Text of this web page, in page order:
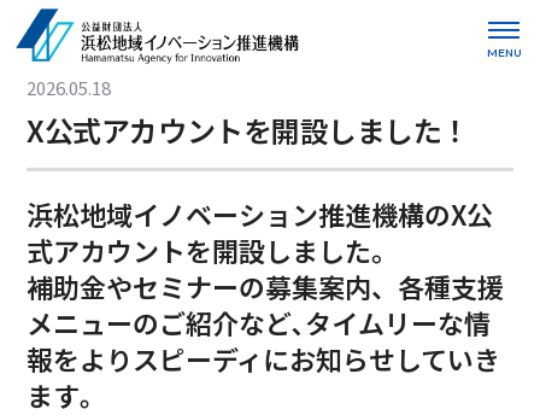
MENU
2026.05.18
X公式アカウントを開設しました！
浜松地域イノベーション推進機構のX公
式アカウントを開設しました。
補助金やセミナーの募集案内、各種支援
メニューのご紹介など､タイムリーな情
報をよりスピーディにお知らせしていき
ます｡